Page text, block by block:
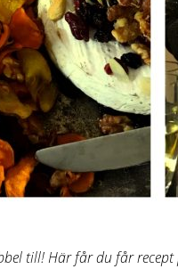
till! Här får du får recept